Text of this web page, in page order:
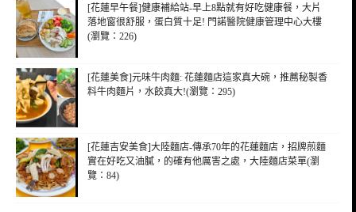
[花蓮早午餐]健康補給站-早上8點就有好吃健康餐，大片
落地窗很舒服，蛋白質十足! 門諾醫院健康管理中心大樓
(瀏覽：226)
[花蓮美食]元味牛肉麵: 花蓮麵店這家真大碗，推薦秘製香
料牛肉麵片，水餃真大!(瀏覽：295)
[花蓮吉安美食]大陸麵店-傳承70年的花蓮麵店，招牌煎麵
實在好吃又油膩，的確有他厲害之處，大陸麵店菜單(瀏
覽：84)